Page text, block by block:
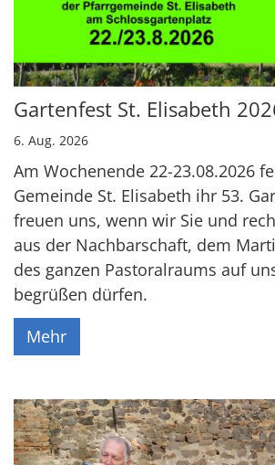
Gartenfest St. Elisabeth
6. Aug. 2026
Am Wochenende 22-23.08.2026
Gemeinde St. Elisabeth ihr 53.
freuen uns, wenn wir Sie und
aus der Nachbarschaft, dem
des ganzen Pastoralraums auf
begrüßen dürfen.
Mehr